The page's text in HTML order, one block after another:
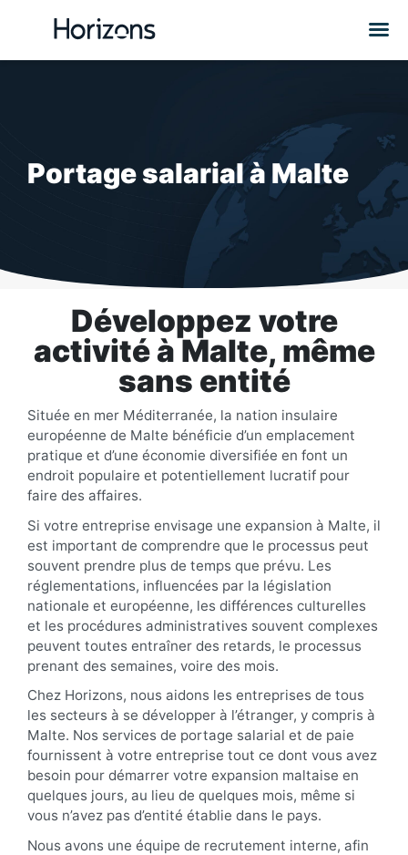
Portage salarialà Malte
Développez votre
activité à Malte, même
sans entité
Située en mer Méditerranée, la nation insulaire
européenne de Malte bénéficie d’un emplacement
pratique et d’une économie diversifiée en font un
endroit populaire et potentiellement lucratif pour
faire des affaires.
Si votre entreprise envisage une expansion à Malte, il
est important de comprendre que le processus peut
souvent prendre plus de temps que prévu. Les
réglementations, influencées par la législation
nationale et européenne, les différences culturelles
et les procédures administratives souvent complexes
peuvent toutes entraîner des retards, le processus
prenant des semaines, voire des mois.
Chez Horizons, nous aidons les entreprises de tous
les secteurs à se développer à l’étranger, y compris à
Malte. Nos services de portage salarial et de paie
fournissent à votre entreprise tout ce dont vous avez
besoin pour démarrer votre expansion maltaise en
quelques jours, au lieu de quelques mois, même si
vous n’avez pas d’entité établie dans le pays.
Nous avons une équipe de recrutement interne, afin